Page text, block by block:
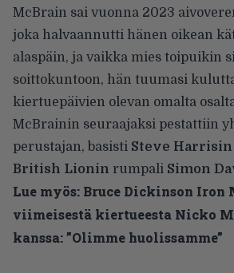
McBrain sai vuonna 2023
joka halvaannutti hänen oikean
alaspäin, ja vaikka mies toipuikin
soittokuntoon, hän tuumasi
kiertuepäivien olevan omalta
McBrainin seuraajaksi pestattiin
perustajan, basisti Steve Harrisin
British Lionin rumpali Simon
Lue myös: Bruce Dickinson Iron
viimeisestä kiertueesta Nicko
kanssa: ”Olimme huolissamme”